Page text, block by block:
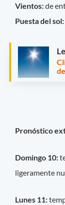
Vientos:de
Puesta del sol:
Pronóstico
Domingo 10:
ligeramente
Lunes 11: